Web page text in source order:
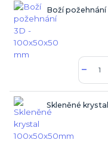
Boží
Skleněné